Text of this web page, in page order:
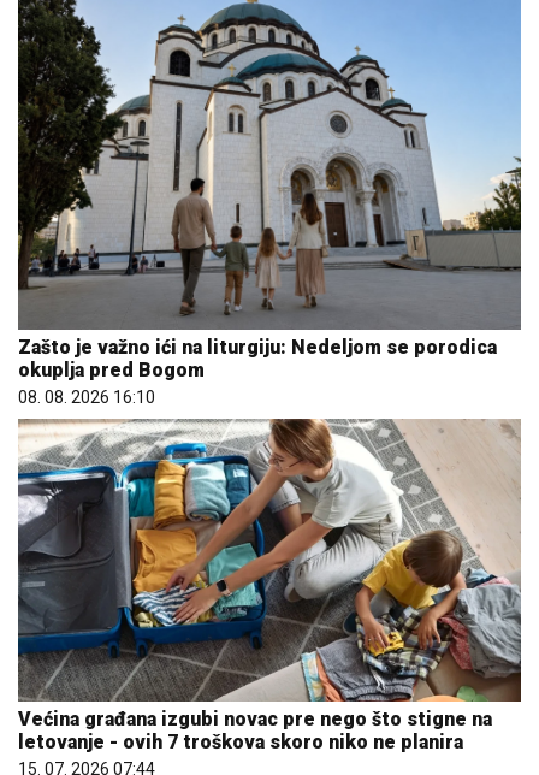
Zašto je važno ići na liturgiju: Nedeljom se porodica
okuplja pred Bogom
08. 08. 2026 16:10
Većina građana izgubi novac pre nego što stigne na
letovanje - ovih 7 troškova skoro niko ne planira
15. 07. 2026 07:44